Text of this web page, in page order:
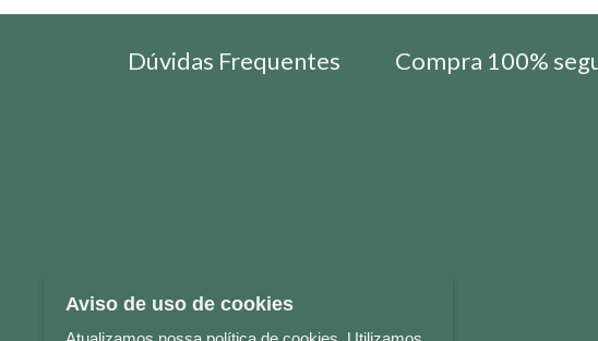
Dúvidas Frequentes Compra 100%
Aviso de uso de cookies